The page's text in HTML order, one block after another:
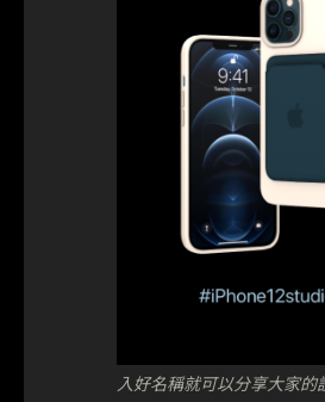
入好名稱就可以分享大家的